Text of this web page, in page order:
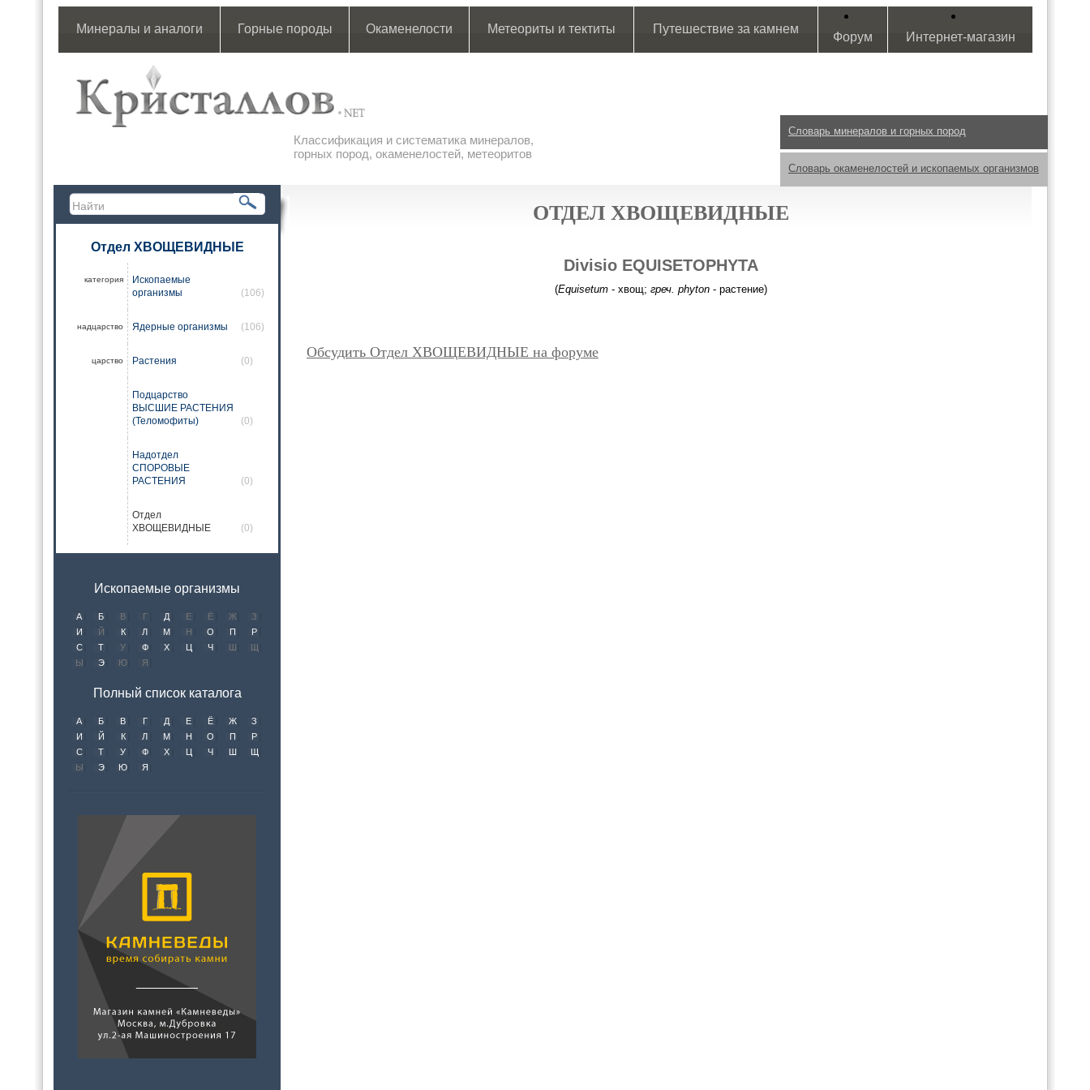
Минералы и аналоги Горные породы Окаменелости Метеориты и тектиты Путешествие за камнем
Форум Интернет-магазин
Классификация и систематика минералов,
горных пород, окаменелостей, метеоритов
Словарь минералов и горных пород
Словарь окаменелостей и ископаемых организмов
Отдел ХВОЩЕВИДНЫЕ
категория
Ископаемые
организмы
(106)
надцарство Ядерные организмы (106)
царство Растения (0)
Подцарство
ВЫСШИЕ РАСТЕНИЯ
(Теломофиты)
(0)
Надотдел
СПОРОВЫЕ
РАСТЕНИЯ
(0)
Отдел
ХВОЩЕВИДНЫЕ
(0)
Ископаемые организмы
А Б В Г Д Е Ё Ж
З
И
Й К Л М Н О П
Р
С
Т У Ф Х Ц Ч Ш
Щ
Ы
Э Ю Я
Полный список каталога
А Б В Г Д Е Ё Ж
З
И
Й К Л М Н О П
Р
С
Т У Ф Х Ц Ч Ш
Щ
Ы
Э Ю Я
ОТДЕЛ ХВОЩЕВИДНЫЕ
Divisio EQUISETOPHYTA
(Equisetum - хвощ; греч. phyton - растение)
Обсудить Отдел ХВОЩЕВИДНЫЕ на форуме